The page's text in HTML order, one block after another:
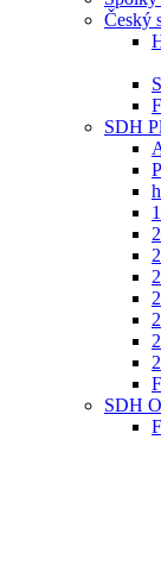
Český
SDH
SDH